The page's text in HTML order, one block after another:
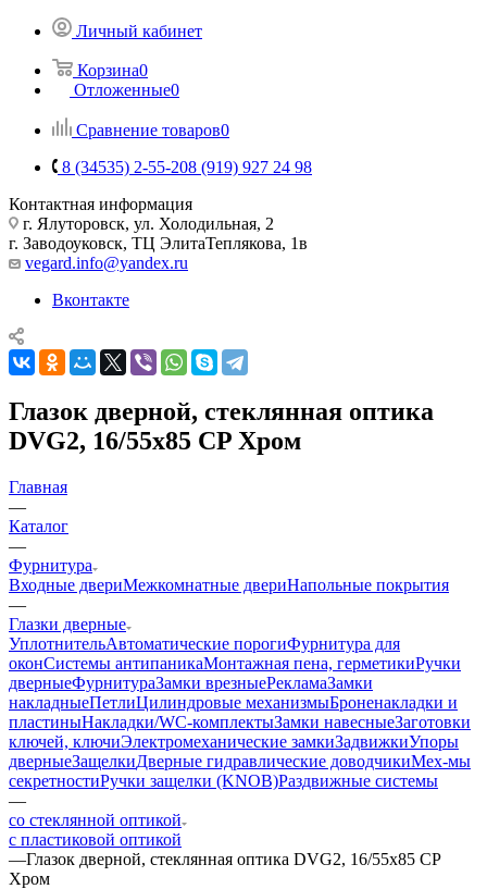
Личный кабинет
Корзина0
Отложенные0
Сравнение товаров0
8 (34535) 2-55-208 (919) 927 24 98
Контактная информация
г. Ялуторовск, ул. Холодильная, 2
г. Заводоуковск, ​ТЦ Элита​Теплякова, 1в
vegard.info@yandex.ru
Вконтакте
Глазок дверной, стеклянная оптика
DVG2, 16/55х85 CP Хром
Главная
—
Каталог
—
Фурнитура
Входные двериМежкомнатные двериНапольные покрытия
—
Глазки дверные
УплотнительАвтоматические порогиФурнитура для
оконСистемы антипаникаМонтажная пена, герметикиРучки
дверныеФурнитураЗамки врезныеРекламаЗамки
накладныеПетлиЦилиндровые механизмыБроненакладки и
пластиныНакладки/WC-комплектыЗамки навесныеЗаготовки
ключей, ключиЭлектромеханические замкиЗадвижкиУпоры
дверныеЗащелкиДверные гидравлические доводчикиМех-мы
секретностиРучки защелки (KNOB)Раздвижные системы
—
со стеклянной оптикой
с пластиковой оптикой
—Глазок дверной, стеклянная оптика DVG2, 16/55х85 CP
Хром